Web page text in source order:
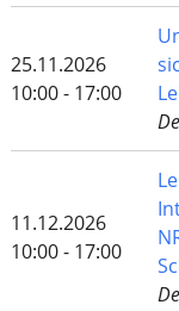
25.11.2026
10:00 - 17:00
11.12.2026
10:00 - 17:00